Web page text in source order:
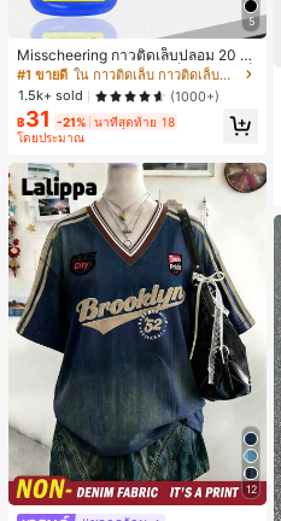
5
Misscheering กาวติดเล็บปลอม 20 กรั
ม แรงยึดสูง เจลสติกเกอร์เล็บนุ่ม แห้งเร็
ว เหมาะสำหรับผู้เริ่มต้นทำเล็บ ติดทนน
าน
#1 ขายดี
ใน กาวติดเล็บ กาวติดเล็บและสารยึดติด
1.5k+ sold
(1000+)
฿31 -21% นาทีสุดท้าย 18
โดยประมาณ
12